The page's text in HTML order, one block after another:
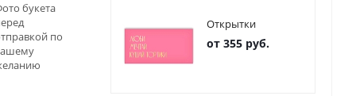
букета
по
Открытки
от 355 руб.